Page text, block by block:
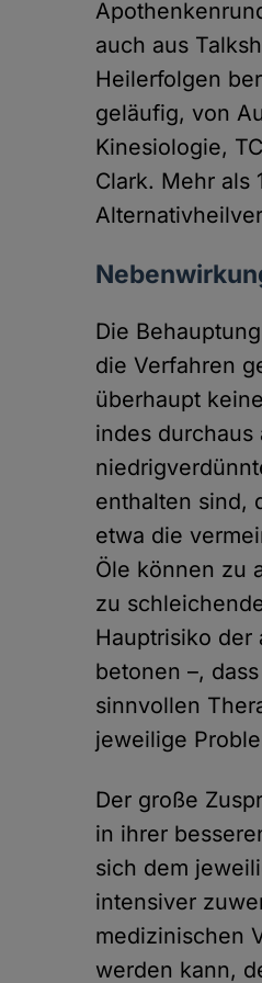
auch aus
Heilerfolgen
geläufig, von
Kinesiologie,
Clark. Mehr als
Die
die Verfahren
überhaupt
indes
enthalten sind,
etwa die
Öle können zu
zu
Hauptrisiko der
betonen –,
sinnvollen
jeweilige
Der große
in ihrer
sich dem
intensiver
medizinischen
werden kann,